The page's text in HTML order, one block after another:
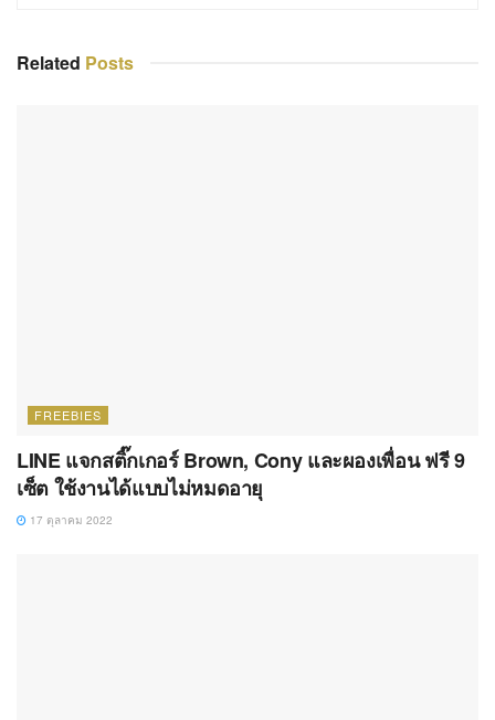
Related Posts
FREEBIES
LINE แจกสติ๊กเกอร์ Brown, Cony และผองเพื่อน ฟรี 9
เซ็ต ใช้งานได้แบบไม่หมดอายุ
17 ตุลาคม 2022